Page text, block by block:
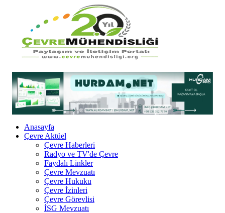
Anasayfa
Çevre Aktüel
Çevre Haberleri
Radyo ve TV'de Çevre
Faydalı Linkler
Çevre Mevzuatı
Çevre Hukuku
Çevre İzinleri
Çevre Görevlisi
İSG Mevzuatı